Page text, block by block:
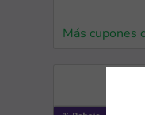
Más cupones